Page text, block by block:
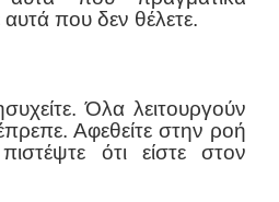
που δεν θέλετε.
Όλα λειτουργούν
Αφεθείτε στην ροή
ότι είστε στον